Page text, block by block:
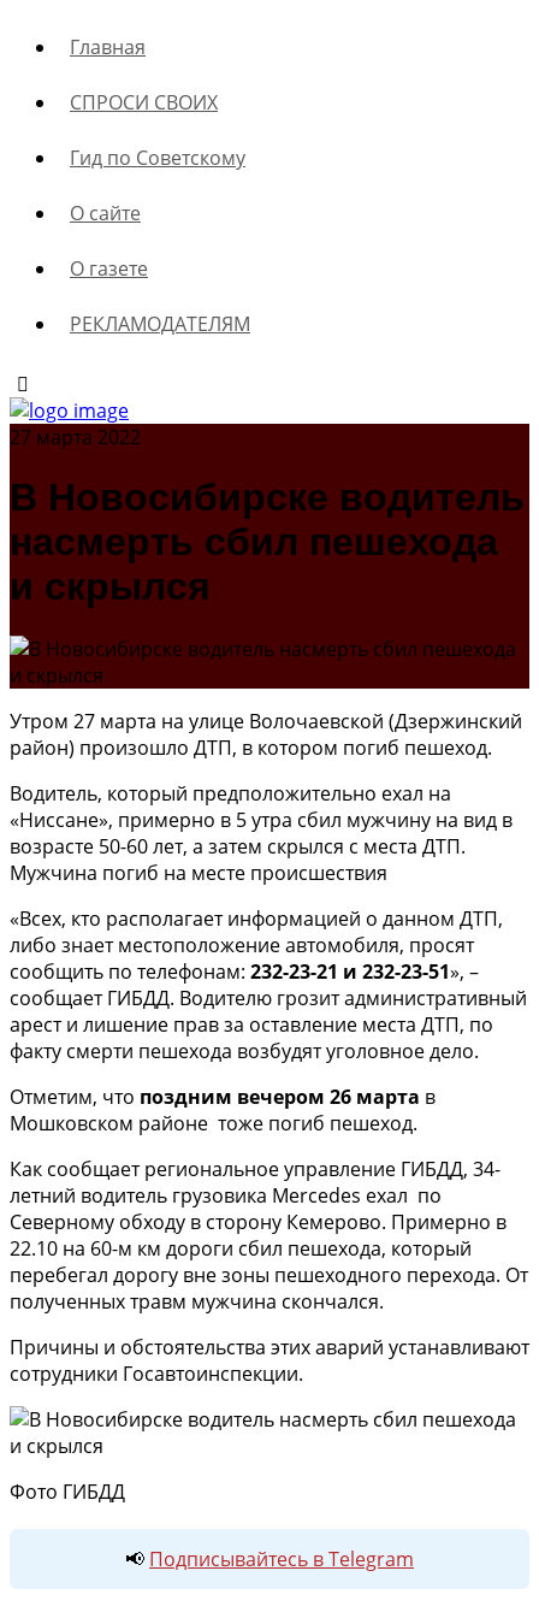
Главная
СПРОСИ СВОИХ
Гид по Советскому
О сайте
О газете
РЕКЛАМОДАТЕЛЯМ
27 марта 2022
В Новосибирске водитель
насмерть сбил пешехода
и скрылся
Утром 27 марта на улице Волочаевской (Дзержинский
район) произошло ДТП, в котором погиб пешеход.
Водитель, который предположительно ехал на
«Ниссане», примерно в 5 утра сбил мужчину на вид в
возрасте 50-60 лет, а затем скрылся с места ДТП.
Мужчина погиб на месте происшествия
«Всех, кто располагает информацией о данном ДТП,
либо знает местоположение автомобиля, просят
сообщить по телефонам: 232-23-21 и 232-23-51», –
сообщает ГИБДД. Водителю грозит административный
арест и лишение прав за оставление места ДТП, по
факту смерти пешехода возбудят уголовное дело.
Отметим, что поздним вечером 26 марта в
Мошковском районе тоже погиб пешеход.
Как сообщает региональное управление ГИБДД, 34-
летний водитель грузовика Mercedes ехал по
Северному обходу в сторону Кемерово. Примерно в
22.10 на 60-м км дороги сбил пешехода, который
перебегал дорогу вне зоны пешеходного перехода. От
полученных травм мужчина скончался.
Причины и обстоятельства этих аварий устанавливают
сотрудники Госавтоинспекции.
Фото ГИБДД
📢 Подписывайтесь в Telegram